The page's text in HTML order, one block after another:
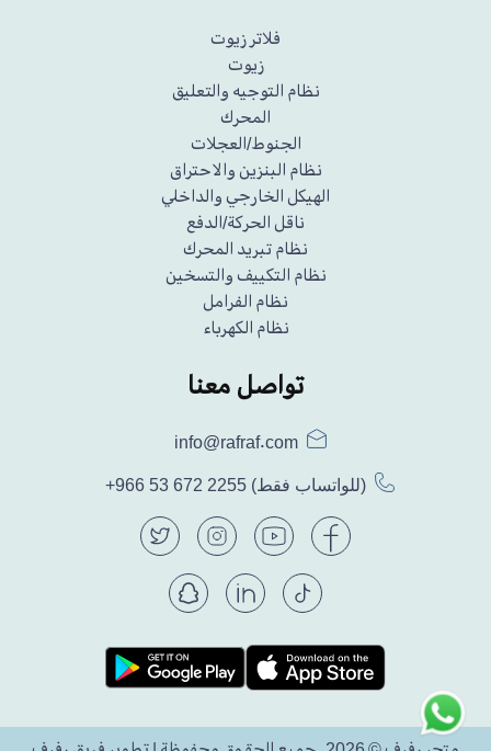
فلاتر زيوت
زيوت
نظام التوجيه والتعليق
المحرك
الجنوط/العجلات
نظام البنزين والاحتراق
الهيكل الخارجي والداخلي
ناقل الحركة/الدفع
نظام تبريد المحرك
نظام التكييف والتسخين
نظام الفرامل
نظام الكهرباء
تواصل معنا
info@rafraf.com
+966 53 672 2255 (للواتساب فقط)